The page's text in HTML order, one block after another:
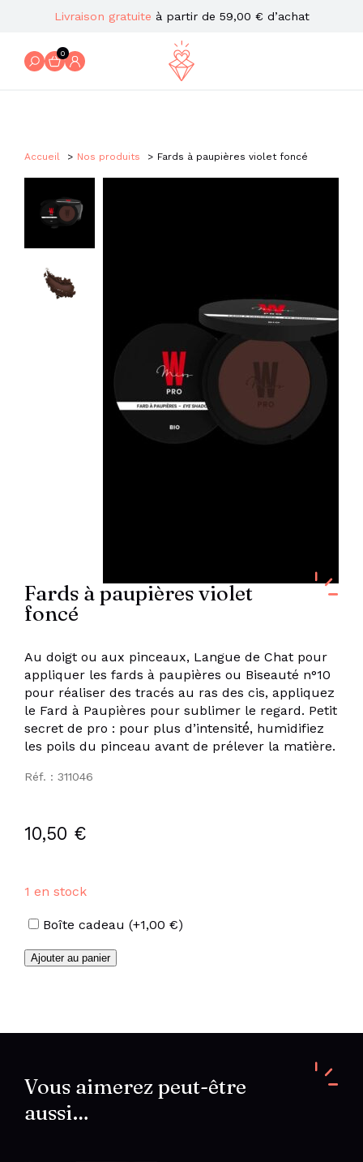
Livraison gratuite à partir de 59,00 € d’achat
0
Accueil Nos produits Fards à paupières violet foncé
Fards à paupières violet
foncé
Au doigt ou aux pinceaux, Langue de Chat pour
appliquer les fards à paupières ou Biseauté n°10
pour réaliser des tracés au ras des cis, appliquez
le Fard à Paupières pour sublimer le regard. Petit
secret de pro : pour plus d’intensité́, humidifiez
les poils du pinceau avant de prélever la matière.
Réf. : 311046
10,50 €
1 en stock
Options
Boîte cadeau (+1,00 €)
quantité
violet
Ajouter au panier
Vous aimerez peut-être
aussi…